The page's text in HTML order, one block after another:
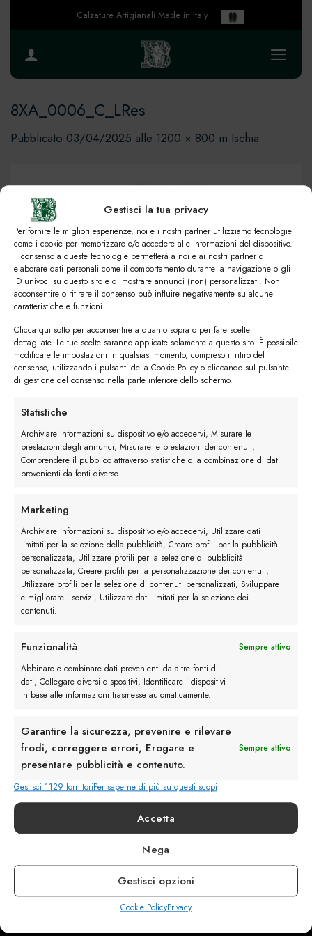
Gestisci la tua privacy
Per fornire le migliori esperienze, noi e i nostri partner utilizziamo tecnologie
come i cookie per memorizzare e/o accedere alle informazioni del dispositivo.
Il consenso a queste tecnologie permetterà a noi e ai nostri partner di
elaborare dati personali come il comportamento durante la navigazione o gli
ID univoci su questo sito e di mostrare annunci (non) personalizzati. Non
acconsentire o ritirare il consenso può influire negativamente su alcune
caratteristiche e funzioni.
Clicca qui sotto per acconsentire a quanto sopra o per fare scelte
dettagliate. Le tue scelte saranno applicate solamente a questo sito. È possibile
modificare le impostazioni in qualsiasi momento, compreso il ritiro del
consenso, utilizzando i pulsanti della Cookie Policy o cliccando sul pulsante
di gestione del consenso nella parte inferiore dello schermo.
Statistiche
Archiviare informazioni su dispositivo e/o accedervi, Misurare le
prestazioni degli annunci, Misurare le prestazioni dei contenuti,
Comprendere il pubblico attraverso statistiche o la combinazione di dati
provenienti da fonti diverse.
Marketing
Archiviare informazioni su dispositivo e/o accedervi, Utilizzare dati
limitati per la selezione della pubblicità, Creare profili per la pubblicità
personalizzata, Utilizzare profili per la selezione di pubblicità
personalizzata, Creare profili per la personalizzazione dei contenuti,
Utilizzare profili per la selezione di contenuti personalizzati, Sviluppare
e migliorare i servizi, Utilizzare dati limitati per la selezione dei
contenuti.
Funzionalità
Sempre attivo
Abbinare e combinare dati provenienti da altre fonti di
dati, Collegare diversi dispositivi, Identificare i dispositivi
in base alle informazioni trasmesse automaticamente.
Garantire la sicurezza, prevenire e rilevare
frodi, correggere errori, Erogare e
presentare pubblicità e contenuto.
Sempre attivo
Gestisci 1129 fornitoriPer saperne di più su questi scopi
Accetta
Nega
Gestisci opzioni
Cookie PolicyPrivacy
Calzature Artigianali Made in Italy
8XA_0006_C_LRes
Pubblicato 03/04/2025 alle 1200 × 800 in Ischia
I trackback sono chiusi, ma puoi
←Precedente
Successivo→
Lascia un commento
Servizio Clienti
info@calzaturebelfiore.com
+39 02 468042
MI 20145 • Milano
Termini e Condizioni
Resi e Rimborsi
Spedizioni
Privacy